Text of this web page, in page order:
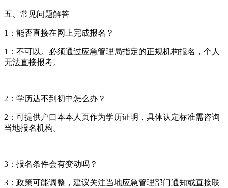
五、常见问题解答
1：能否直接在网上完成报名？
1：不可以。必须通过应急管理局指定的正规机构报名，个人
无法直接报考。
2：学历达不到初中怎么办？
2：可提供户口本本人页作为学历证明，具体认定标准需咨询
当地报名机构。
3：报名条件会有变动吗？
3：政策可能调整，建议关注当地应急管理部门通知或直接联